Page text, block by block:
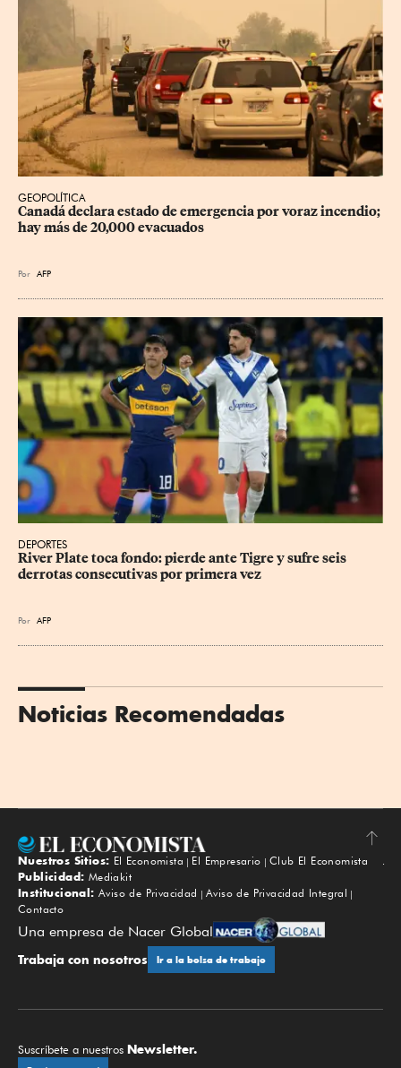
GEOPOLÍTICA
Canadá declara estado de emergencia por voraz incendio;
hay más de 20,000 evacuados
Por AFP
DEPORTES
River Plate toca fondo: pierde ante Tigre y sufre seis
derrotas consecutivas por primera vez
Por AFP
Noticias Recomendadas
Subir
Nuestros Sitios: El Economista El Empresario
Club El Economista
Publicidad: Mediakit
Institucional: Aviso de Privacidad
Aviso de Privacidad Integral
Contacto
Una empresa de Nacer Global
Trabaja con nosotros Ir a la bolsa de trabajo
Suscríbete a nuestros Newsletter.